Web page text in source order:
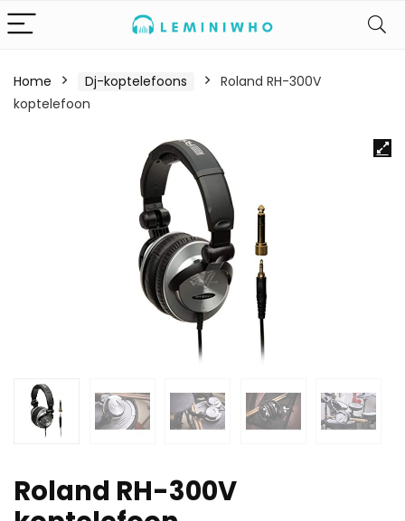
Home Dj-koptelefoons
Roland RH-300V
koptelefoon
Roland RH-300V